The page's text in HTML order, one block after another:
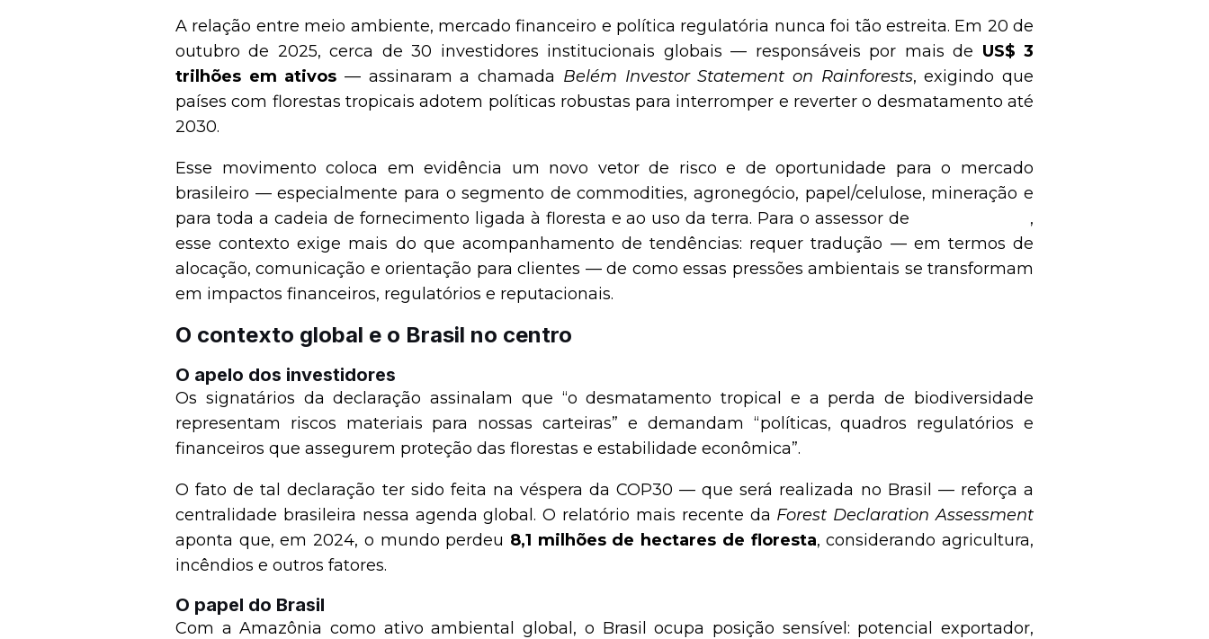
A relação entre meio ambiente, mercado financeiro e política regulatória nunca foi tão estreita. Em 20 de
outubro de 2025, cerca de 30 investidores institucionais globais — responsáveis por mais de US$ 3
trilhões em ativos — assinaram a chamada Belém Investor Statement on Rainforests, exigindo que
países com florestas tropicais adotem políticas robustas para interromper e reverter o desmatamento até
2030.
Esse movimento coloca em evidência um novo vetor de risco e de oportunidade para o mercado
brasileiro — especialmente para o segmento de commodities, agronegócio, papel/celulose, mineração e
para toda a cadeia de fornecimento ligada à floresta e ao uso da terra. Para o assessor de
,
esse contexto exige mais do que acompanhamento de tendências: requer tradução — em termos de
alocação, comunicação e orientação para clientes — de como essas pressões ambientais se transformam
em impactos financeiros, regulatórios e reputacionais.
O contexto global e o Brasil no centro
O apelo dos investidores
Os signatários da declaração assinalam que “o desmatamento tropical e a perda de biodiversidade
representam riscos materiais para nossas carteiras” e demandam “políticas, quadros regulatórios e
financeiros que assegurem proteção das florestas e estabilidade econômica”.
O fato de tal declaração ter sido feita na véspera da COP30 — que será realizada no Brasil — reforça a
centralidade brasileira nessa agenda global. O relatório mais recente da Forest Declaration Assessment
aponta que, em 2024, o mundo perdeu 8,1 milhões de hectares de floresta, considerando agricultura,
incêndios e outros fatores.
O papel do Brasil
Com a Amazônia como ativo ambiental global, o Brasil ocupa posição sensível: potencial exportador,